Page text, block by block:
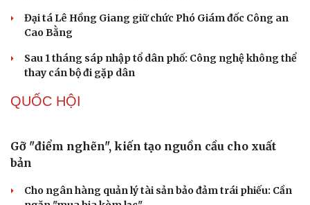
Tây Ninh cảnh báo bẫy "việc nhẹ lương cao" ở
Campuchia
Làm rõ đối tượng gây tai nạn giao thông khiến một phụ
nữ tử vong rồi bỏ trốn
Khởi tố vợ chồng giám đốc công ty tổ chức cho người
nước ngoài ở lại trái phép
nguyên liệu nhiều bất thường